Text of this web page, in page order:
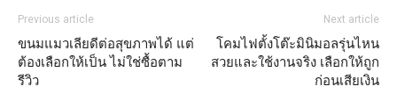
Previous article
ขนมแมวเลียดีต่อสุขภาพได้ แต่
ต้องเลือกให้เป็น ไม่ใช่ซื้อตาม
รีวิว
Next article
โคมไฟตั้งโต๊ะมินิมอลรุ่นไหน
สวยและใช้งานจริง เลือกให้ถูก
ก่อนเสียเงิน